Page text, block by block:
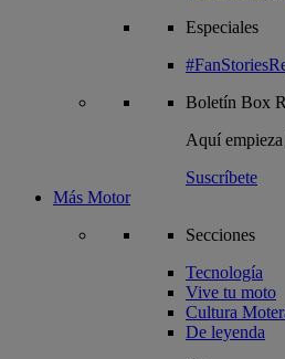
Especiales
Boletín Box
Aquí
Suscríbete
Más Motor
Secciones
Tecnología
Vive tu moto
Cultura
De leyenda